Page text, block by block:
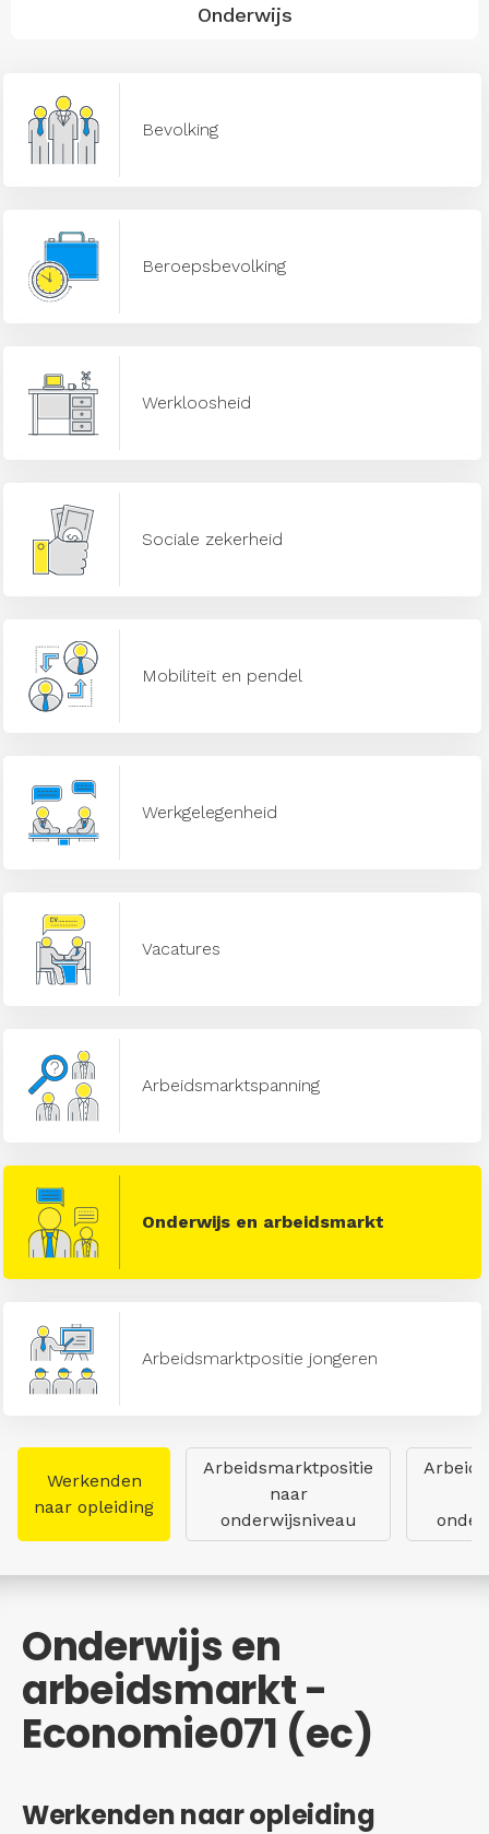
Onderwijs
Bevolking
Beroepsbevolking
Werkloosheid
Sociale zekerheid
Mobiliteit en pendel
Werkgelegenheid
Vacatures
Arbeidsmarktspanning
Onderwijs en arbeidsmarkt
Arbeidsmarktpositie jongeren
Werkenden
naar opleiding
Arbeidsmarktpositie
naar
onderwijsniveau
Onderwijs en
arbeidsmarkt -
Economie071 (ec)
Werkenden naar opleiding